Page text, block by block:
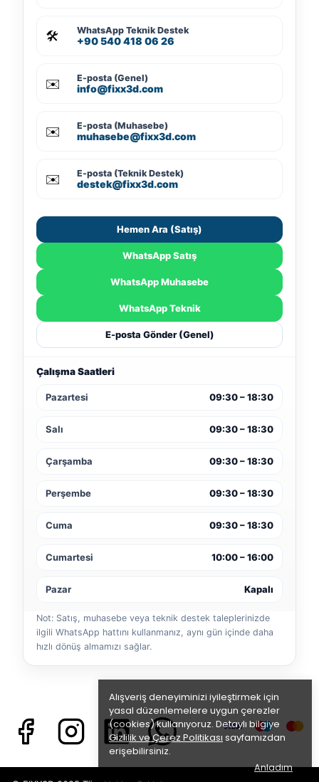
Alışveriş deneyiminizi iyileştirmek için
yasal düzenlemelere uygun çerezler
(cookies) kullanıyoruz. Detaylı bilgiye
Gizlilik ve Çerez Politikası sayfamızdan
erişebilirsiniz.
Anladım
🛠️ WhatsApp Teknik Destek
+90 540 418 06 26
✉️ E-posta (Genel)
info@fixx3d.com
✉️ E-posta (Muhasebe)
muhasebe@fixx3d.com
✉️ E-posta (Teknik Destek)
destek@fixx3d.com
Hemen Ara (Satış)
WhatsApp Satış
WhatsApp Muhasebe
WhatsApp Teknik
E-posta Gönder (Genel)
Çalışma Saatleri
Pazartesi 09:30 – 18:30
Salı 09:30 – 18:30
Çarşamba 09:30 – 18:30
Perşembe 09:30 – 18:30
Cuma 09:30 – 18:30
Cumartesi 10:00 – 16:00
Pazar Kapalı
Not: Satış, muhasebe veya teknik destek taleplerinizde
ilgili WhatsApp hattını kullanmanız, aynı gün içinde daha
hızlı dönüş almamızı sağlar.